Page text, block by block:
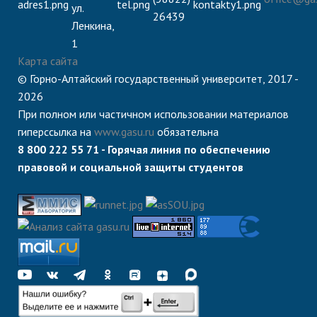
ул.
Ленкина,
1
26439
Карта сайта
© Горно-Алтайский государственный университет, 2017 -
2026
При полном или частичном использовании материалов
гиперссылка на www.gasu.ru обязательна
8 800 222 55 71 - Горячая линия по обеспечению
правовой и социальной защиты студентов